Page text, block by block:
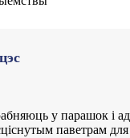
у парашок і
паветрам